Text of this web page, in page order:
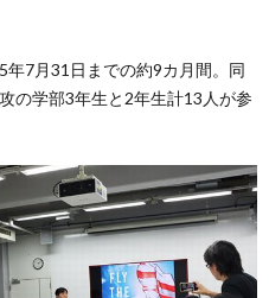
7月31日までの約9カ月間。同
の学部3年生と2年生計13人が参